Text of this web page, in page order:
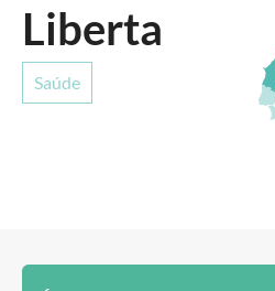
Liberta
Saúde